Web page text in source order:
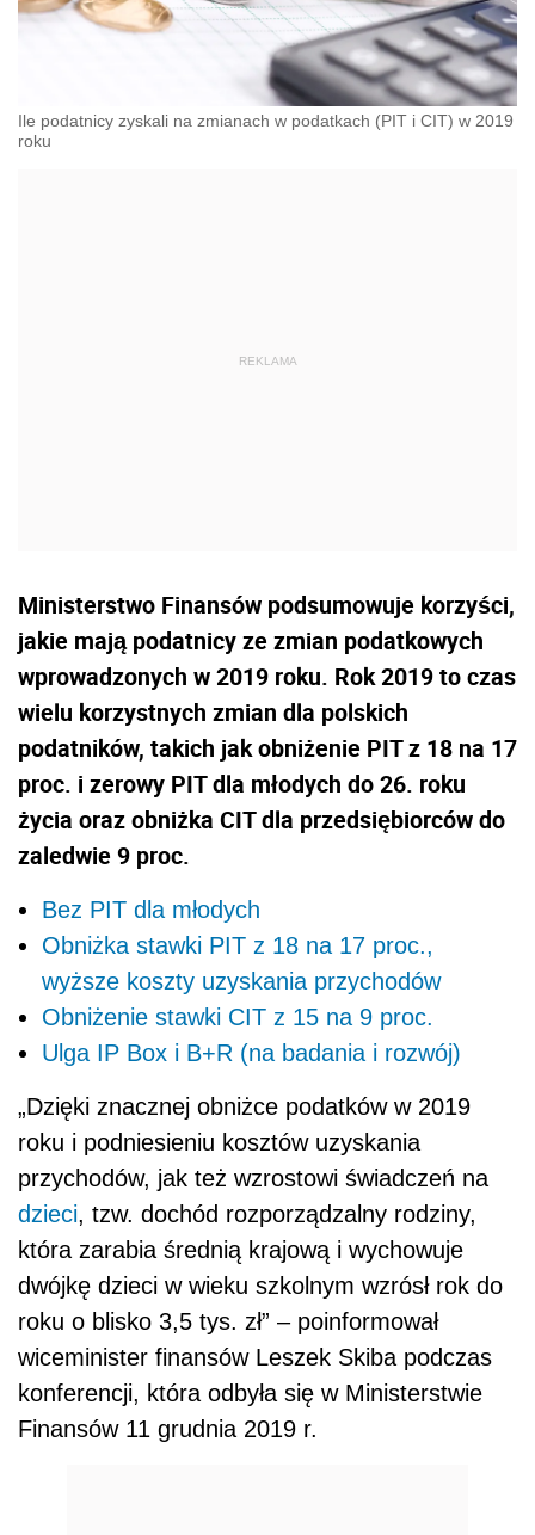
Ile podatnicy zyskali na zmianach w podatkach (PIT i CIT) w 2019
roku
Ministerstwo Finansów podsumowuje korzyści,
jakie mają podatnicy ze zmian podatkowych
wprowadzonych w 2019 roku. Rok 2019 to czas
wielu korzystnych zmian dla polskich
podatników, takich jak obniżenie PIT z 18 na 17
proc. i zerowy PIT dla młodych do 26. roku
życia oraz obniżka CIT dla przedsiębiorców do
zaledwie 9 proc.
Bez PIT dla młodych
Obniżka stawki PIT z 18 na 17 proc.,
wyższe koszty uzyskania przychodów
Obniżenie stawki CIT z 15 na 9 proc.
Ulga IP Box i B+R (na badania i rozwój)
„Dzięki znacznej obniżce podatków w 2019
roku i podniesieniu kosztów uzyskania
przychodów, jak też wzrostowi świadczeń na
dzieci, tzw. dochód rozporządzalny rodziny,
która zarabia średnią krajową i wychowuje
dwójkę dzieci w wieku szkolnym wzrósł rok do
roku o blisko 3,5 tys. zł” – poinformował
wiceminister finansów Leszek Skiba podczas
konferencji, która odbyła się w Ministerstwie
Finansów 11 grudnia 2019 r.